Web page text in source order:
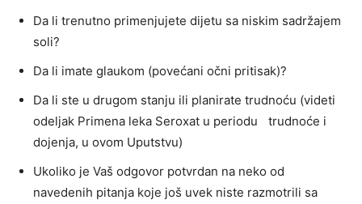
Da li trenutno primenjujete dijetu sa niskim sadržajem
soli?
Da li imate glaukom (povećani očni pritisak)?
Da li ste u drugom stanju ili planirate trudnoću (videti
odeljak Primena leka Seroxat u periodu trudnoće i
dojenja, u ovom Uputstvu)
Ukoliko je Vaš odgovor potvrdan na neko od
navedenih pitanja koje još uvek niste razmotrili sa